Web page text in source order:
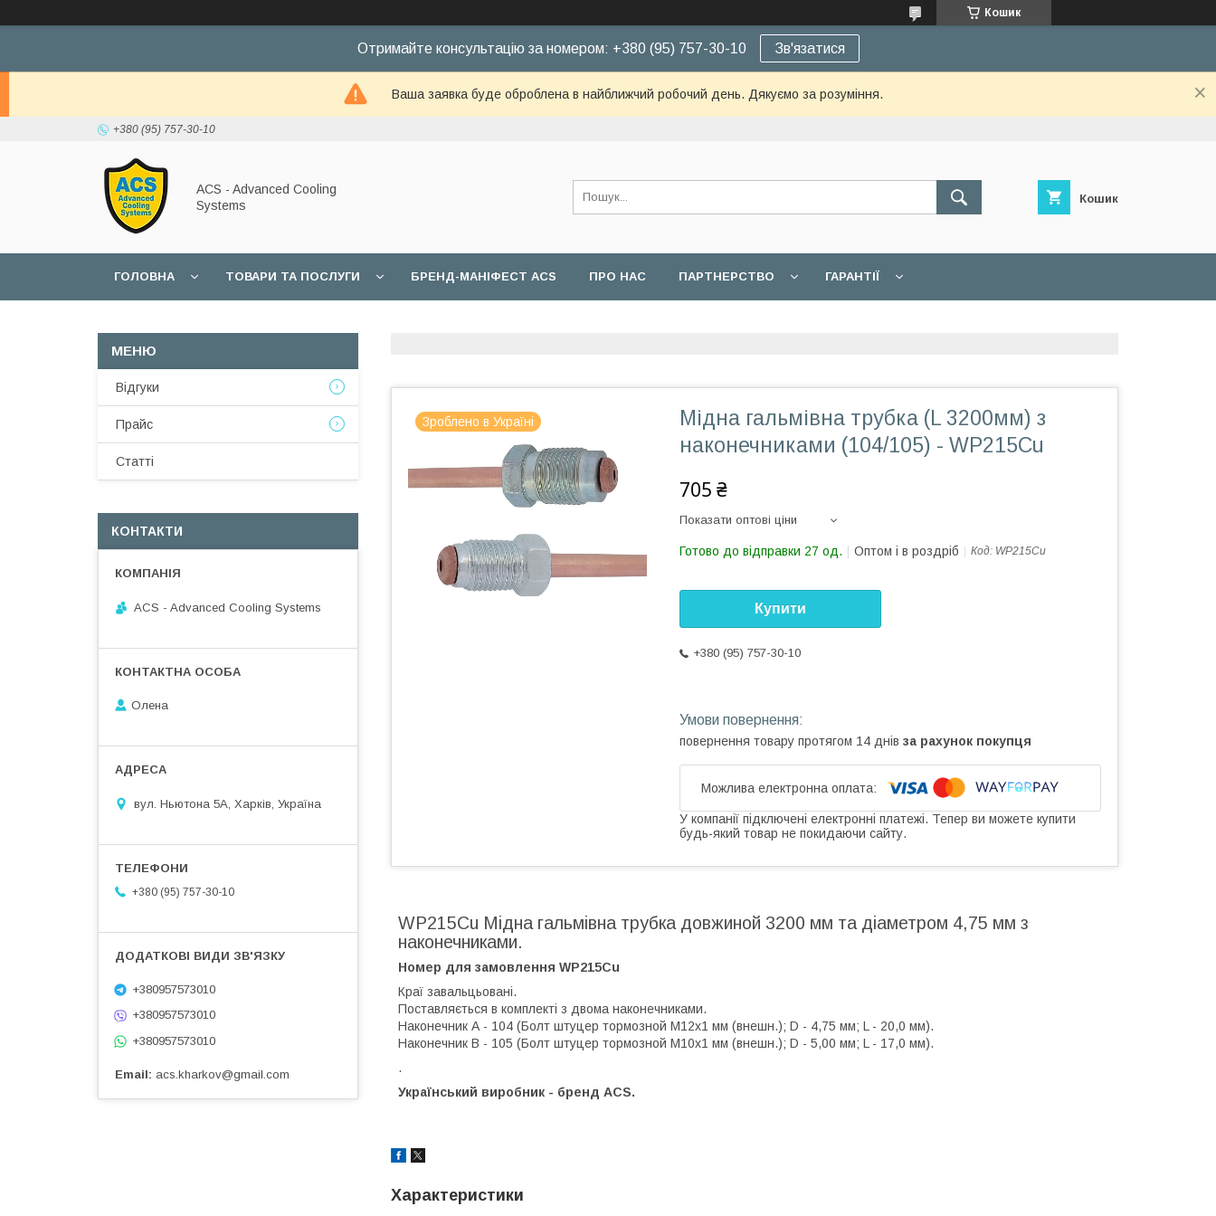
Кошик
Отримайте консультацію за номером: +380 (95) 757-30-10 Зв'язатися
Ваша заявка буде оброблена в найближчий робочий день. Дякуємо за розуміння.
+380 (95) 757-30-10
ACS - Advanced Cooling
Systems
Кошик
ГОЛОВНА ТОВАРИ ТА ПОСЛУГИ БРЕНД-МАНІФЕСТ ACS ПРО НАС ПАРТНЕРСТВО ГАРАНТІЇ
Зроблено в Україні
Мідна гальмівна трубка (L 3200мм) з
наконечниками (104/105) - WP215Cu
705 ₴
Показати оптові ціни
Готово до відправки 27 од. Оптом і в роздріб Код: WP215Cu
Купити
+380 (95) 757-30-10
повернення товару протягом 14 днів за рахунок покупця
У компанії підключені електронні платежі. Тепер ви можете купити
будь-який товар не покидаючи сайту.
WP215Cu Мідна гальмівна трубка довжиной 3200 мм та діаметром 4,75 мм з
наконечниками.
Номер для замовлення WP215Cu
Краї завальцьовані.
Поставляється в комплекті з двома наконечниками.
Наконечник А - 104 (Болт штуцер тормозной М12х1 мм (внешн.); D - 4,75 мм; L - 20,0 мм).
Наконечник В - 105 (Болт штуцер тормозной М10х1 мм (внешн.); D - 5,00 мм; L - 17,0 мм).
.
Український виробник - бренд ACS.
Характеристики
Відгуки
Прайс
Статті
КОНТАКТИ
ACS - Advanced Cooling Systems
Олена
вул. Ньютона 5А, Харків, Україна
+380 (95) 757-30-10
+380957573010
+380957573010
+380957573010
Email acs.kharkov@gmail.com